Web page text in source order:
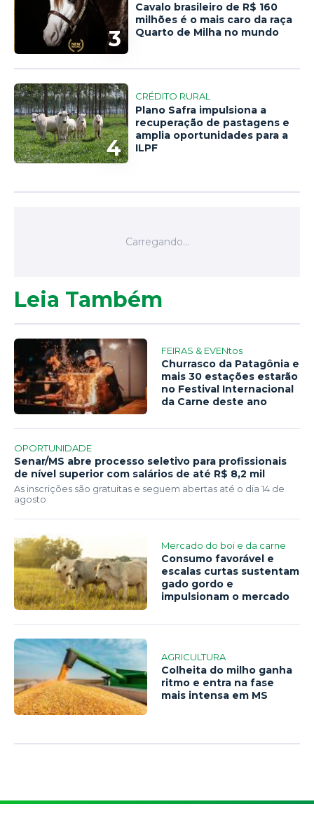
3
Cavalo brasileiro de R$ 160
milhões é o mais caro da raça
Quarto de Milha no mundo
4
CRÉDITO RURAL
Plano Safra impulsiona a
recuperação de pastagens e
amplia oportunidades para a
ILPF
Leia Também
FEIRAS & EVENtos
Churrasco da Patagônia e
mais 30 estações estarão
no Festival Internacional
da Carne deste ano
OPORTUNIDADE
Senar/MS abre processo seletivo para profissionais
de nível superior com salários de até R$ 8,2 mil
As inscrições são gratuitas e seguem abertas até o dia 14 de
agosto
Mercado do boi e da carne
Consumo favorável e
escalas curtas sustentam
gado gordo e
impulsionam o mercado
AGRICULTURA
Colheita do milho ganha
ritmo e entra na fase
mais intensa em MS